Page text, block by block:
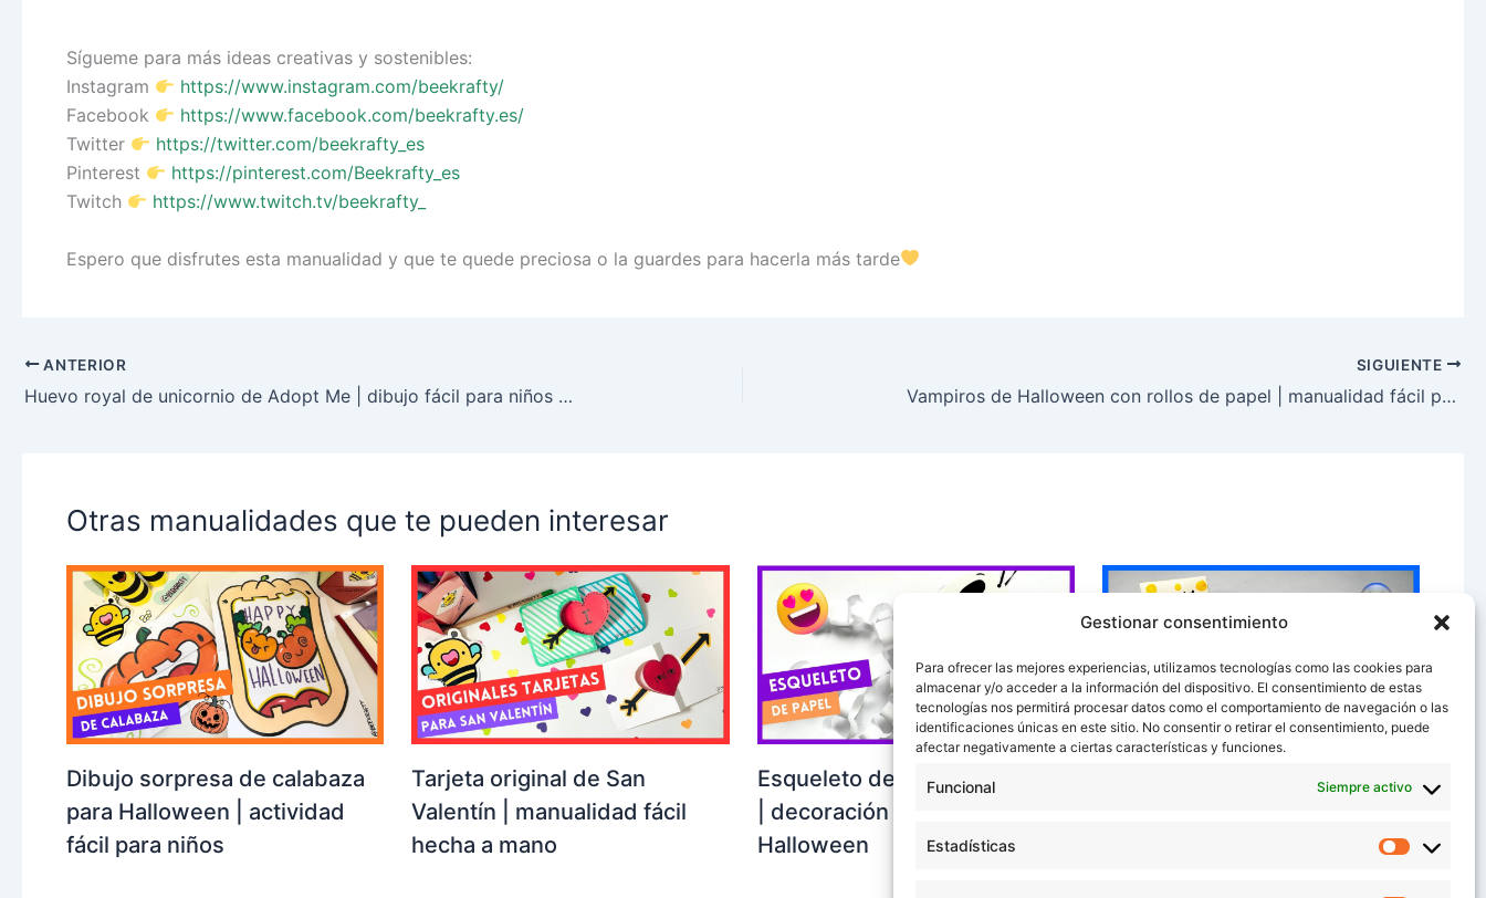
Gestionar consentimiento
Para ofrecer las mejores experiencias, utilizamos tecnologías como las cookies para
almacenar y/o acceder a la información del dispositivo. El consentimiento de estas
tecnologías nos permitirá procesar datos como el comportamiento de navegación o las
identificaciones únicas en este sitio. No consentir o retirar el consentimiento, puede
afectar negativamente a ciertas características y funciones.
Funcional Siempre activo
Estadísticas
Sígueme para más ideas creativas y sostenibles:
Instagram
https://www.instagram.com/beekrafty/
Facebook
https://www.facebook.com/beekrafty.es/
Twitter
https://twitter.com/beekrafty_es
Pinterest
https://pinterest.com/Beekrafty_es
Twitch
https://www.twitch.tv/beekrafty_
Espero que disfrutes esta manualidad y que te quede preciosa o la guardes para hacerla más tarde
ANTERIOR
Huevo royal de unicornio de Adopt Me | dibujo fácil para niños paso a paso
SIGUIENTE
Vampiros de Halloween con rollos de papel | manualidad fácil para niños
Otras manualidades que te pueden interesar
Dibujo sorpresa de calabaza
para Halloween | actividad
fácil para niños
Tarjeta original de San
Valentín | manualidad fácil
hecha a mano
Esqueleto de papel para niños
| decoración fácil de
Halloween
Soporte para móvil de papel |